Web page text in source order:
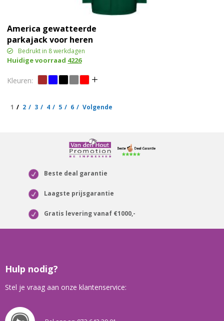
America gewatteerde
parkajack voor heren
Bedrukt in 8 werkdagen
Huidige voorraad 4226
1 2 3 4 5 6 Volgende
Beste deal garantie
Laagste prijsgarantie
Gratis levering vanaf €1000,-
Hulp nodig?
Stel je vraag aan onze klantenservice: